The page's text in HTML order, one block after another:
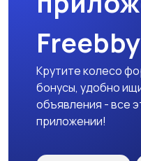
Freebby
Крутите колесо
бонусы, удобно
объявления - все
приложении!